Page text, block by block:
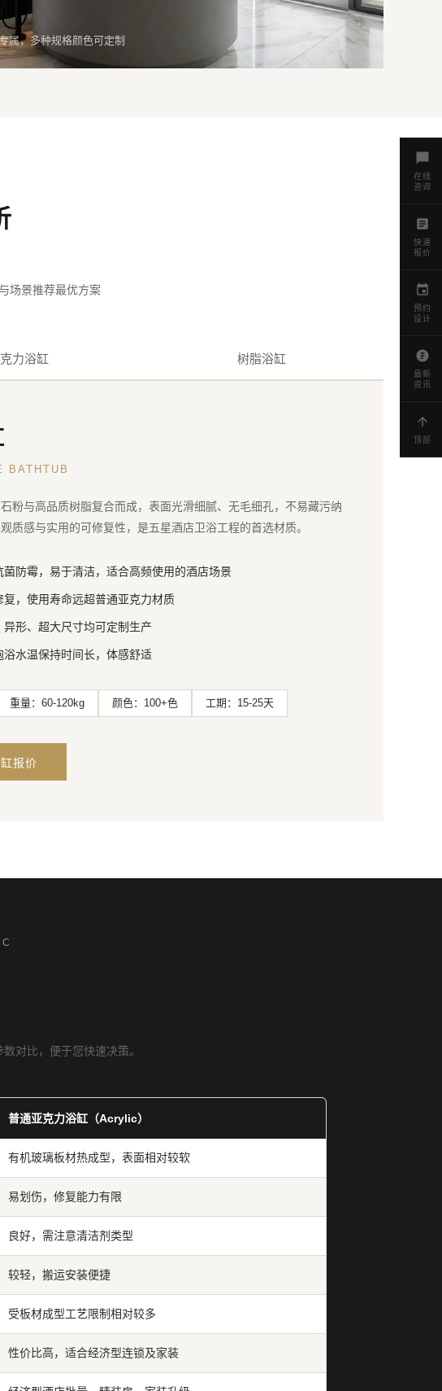
属，多种规格颜色可定制
场景推荐最优方案
力浴缸 树脂浴缸
BATHTUB
粉与高品质树脂复合而成，表面光滑细腻、无毛细孔，不易藏污纳
质感与实用的可修复性，是五星酒店卫浴工程的首选材质。
防霉，易于清洁，适合高频使用的酒店场景
，使用寿命远超普通亚克力材质
形、超大尺寸均可定制生产
水温保持时间长，体感舒适
重量：60-120kg 颜色：100+色 工期：15-25天
报价
对比，便于您快速决策。
普通亚克力浴缸（Acrylic）
有机玻璃板材热成型，表面相对较软
易划伤，修复能力有限
良好，需注意清洁剂类型
较轻，搬运安装便捷
受板材成型工艺限制相对较多
性价比高，适合经济型连锁及家装
在线
咨询
快速
报价
预约
设计
最新
资讯
顶部